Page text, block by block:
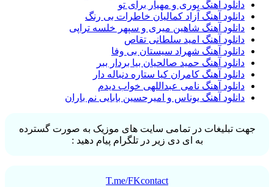
دانلود آهنگ پوری و مهیار برای تو
دانلود آهنگ آزاد کمالیان خاطرات بی رنگ
دانلود آهنگ شاهین میری و سپهر خلسه تراپی
دانلود آهنگ امید سلطانی تقاص
دانلود آهنگ شهراد سیستان بی وفا
دانلود آهنگ حمید صالحیان بیا بردار ببر
دانلود آهنگ کامران کیا ستاره دنباله دار
دانلود آهنگ نامی عبداللهی خواب دیدم
دانلود آهنگ یوناس و امیرحسین بابایی نم باران
جهت تبلیغات در تمامی سایت های موزیک به صورت گسترده
به ای دی زیر در تلگرام پیام دهید :
T.me/FKcontact